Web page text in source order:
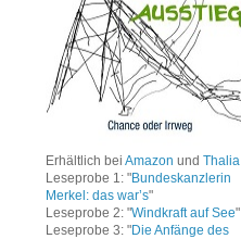
Erhältlich bei Amazon und Thalia
Leseprobe 1: "Bundeskanzlerin
Merkel: das war’s"
Leseprobe 2: "Windkraft auf See"
Leseprobe 3: "Die Anfänge des